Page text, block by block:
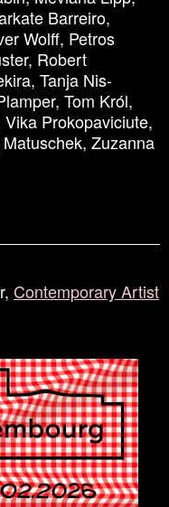
Barreiro,
Wolff, Petros
Robert
Tanja Nis-
Tom Król,
Prokopaviciute,
Zuzanna
Contemporary Artist